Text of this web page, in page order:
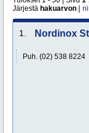
Järjestä hakuarvon
1. Nordinox
Puh. (02) 538 8224